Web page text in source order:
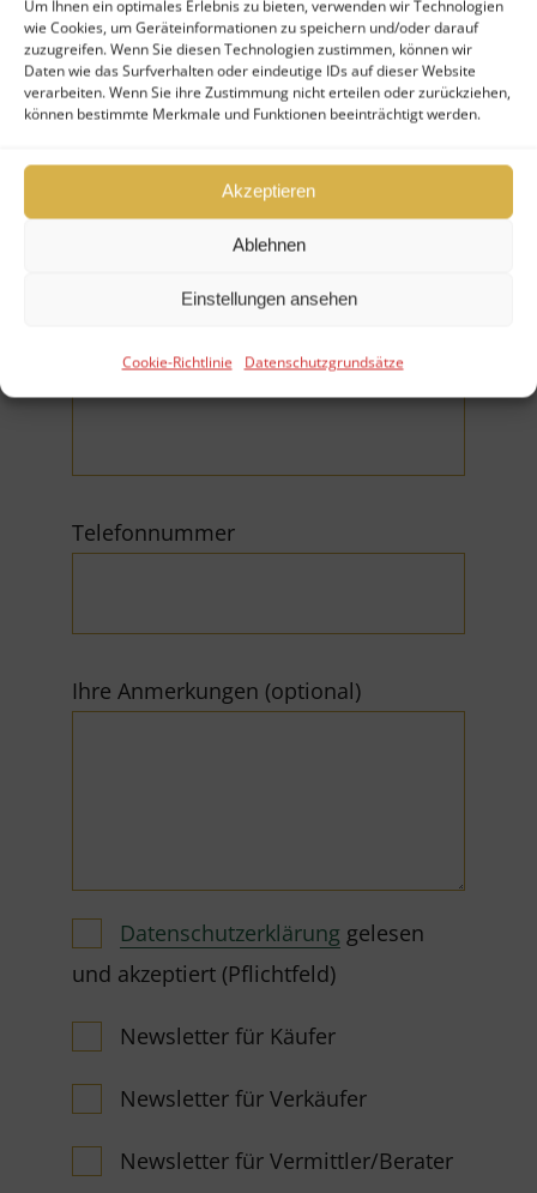
Um Ihnen ein optimales Erlebnis zu bieten, verwenden wir Technologien
wie Cookies, um Geräteinformationen zu speichern und/oder darauf
zuzugreifen. Wenn Sie diesen Technologien zustimmen, können wir
Daten wie das Surfverhalten oder eindeutige IDs auf dieser Website
verarbeiten. Wenn Sie ihre Zustimmung nicht erteilen oder zurückziehen,
können bestimmte Merkmale und Funktionen beeinträchtigt werden.
Akzeptieren
Ablehnen
Einstellungen ansehen
Cookie-Richtlinie Datenschutzgrundsätze
Ihr Nachname (*Pflichtfeld)
Firma
E-Mail (*Pflichtfeld)
Telefonnummer
Ihre Anmerkungen (optional)
Datenschutzerklärung gelesen
und akzeptiert (Pflichtfeld)
Newsletter für Käufer
Newsletter für Verkäufer
Newsletter für Vermittler/Berater